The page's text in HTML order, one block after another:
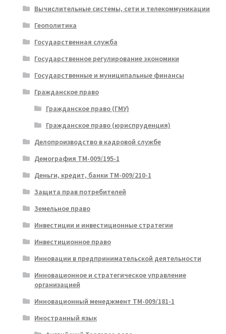
Вычислительные системы, сети и телекоммуникации
Геополитика
Государственная служба
Государственное регулирование экономики
Государственные и муниципальные финансы
Гражданское право
Гражданское право (ГМУ)
Гражданское право (юриспруденция)
Делопроизводство в кадровой службе
Демография ТМ-009/195-1
Деньги, кредит, банки ТМ-009/210-1
Защита прав потребителей
Земельное право
Инвестиции и инвестиционные стратегии
Инвестиционное право
Инновации в предпринимательской деятельности
Инновационное и стратегическое управление
организацией
Инновационный менеджмент ТМ-009/181-1
Иностранный язык